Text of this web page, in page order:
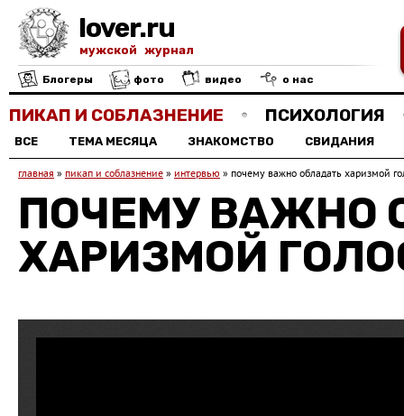
lover.ru
мужской журнал
Блогеры фото видео о нас
ПИКАП И СОБЛАЗНЕНИЕ ПСИХОЛОГИЯ
ВСЕ ТЕМА МЕСЯЦА ЗНАКОМСТВО СВИДАНИЯ
главная » пикап и соблазнение » интервью » почему важно обладать харизмой
ПОЧЕМУ ВАЖНО
ХАРИЗМОЙ